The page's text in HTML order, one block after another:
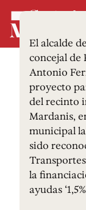
El alcalde
concejal de
Antonio
proyecto
del recinto
Mardanis,
municipal
sido
la
ayudas